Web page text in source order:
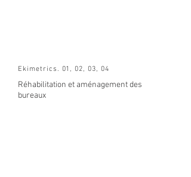
Ekimetrics. 01, 02, 03, 04
Réhabilitation et aménagement des
bureaux